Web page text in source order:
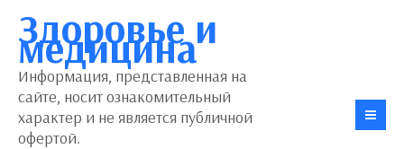
Здоровье и
медицина
Информация, представленная на
сайте, носит ознакомительный
характер и не является публичной
офертой.